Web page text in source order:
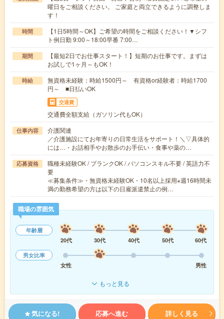
曜日をご相談ください。 ご家庭と両立できるように調整しま
す！
時間
【1日5時間～OK】ご希望の時間をご相談ください！▼シフ
ト例日勤 9:00～18:00早番 7:00…
期間
【最短2日でお仕事スタート！】短期のお仕事です。まずは
お試しで1ヶ月～もOK！
時給
無資格未経験：時給1500円～ 有資格or経験者：時給1700
円～ ■日払いOK
交通費
交通費全額支給（ガソリン代もOK）
仕事内容
介護関連
／介護施設にてお年寄りの日常生活をサポート！＼▽具体的
には…・お話相手やお散歩のお手伝い・食事や薬の…
応募資格
職種未経験OK / ブランクOK / パソコンスキル不要 / 英語力不
要
≪募集条件≫・無資格未経験OK・10名以上採用※週16時間未
満の勤務希望の方は以下の日雇派遣禁止の例…
職場の雰囲気
年齢層
20代
30代 40代 50代
60代
男女比率
女性
男性
もっと見る
気になる! 応募へ進む 詳しく見る